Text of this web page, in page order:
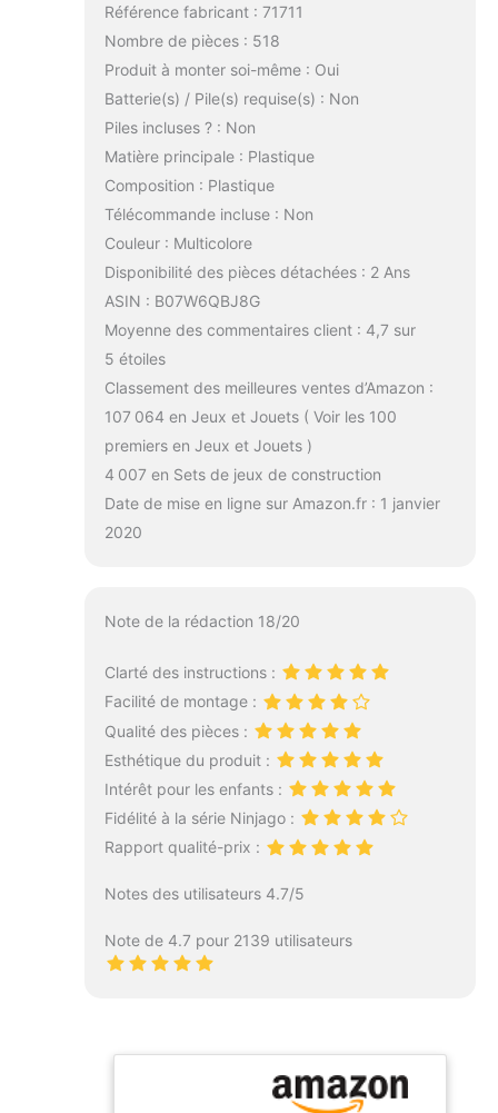
Référence fabricant : 71711
Nombre de pièces : 518
Produit à monter soi-même : Oui
Batterie(s) / Pile(s) requise(s) : Non
Piles incluses ? : Non
Matière principale : Plastique
Composition : Plastique
Télécommande incluse : Non
Couleur : Multicolore
Disponibilité des pièces détachées : 2 Ans
ASIN : B07W6QBJ8G
Moyenne des commentaires client : 4,7 sur
5 étoiles
Classement des meilleures ventes d’Amazon :
107 064 en Jeux et Jouets ( Voir les 100
premiers en Jeux et Jouets )
4 007 en Sets de jeux de construction
Date de mise en ligne sur Amazon.fr : 1 janvier
2020
Note de la rédaction 18/20
Clarté des instructions :
Facilité de montage :
Qualité des pièces :
Esthétique du produit :
Intérêt pour les enfants :
Fidélité à la série Ninjago :
Rapport qualité-prix :
Notes des utilisateurs 4.7/5
Note de 4.7 pour 2139 utilisateurs